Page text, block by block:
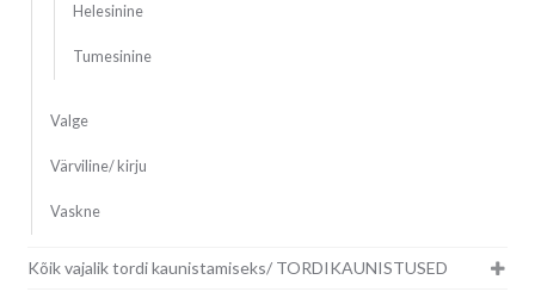
Helesinine
Tumesinine
Valge
Värviline/ kirju
Vaskne
Kõik vajalik tordi kaunistamiseks/ TORDIKAUNISTUSED